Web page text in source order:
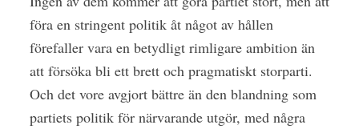
föra en stringent politik åt något av hållen
förefaller vara en betydligt rimligare ambition än
att försöka bli ett brett och pragmatiskt storparti.
Och det vore avgjort bättre än den blandning som
partiets politik för närvarande utgör, med några